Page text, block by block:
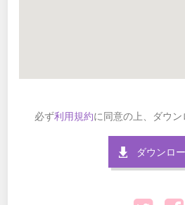
必ず利用規約に同意の上、ダウン
ダウンロ